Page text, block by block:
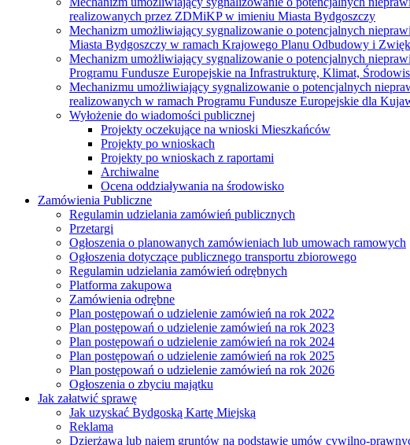
realizowanych przez ZDMiKP w imieniu Miasta Bydgoszczy
Mechanizm umożliwiający sygnalizowanie o potencjalnych
Miasta Bydgoszczy w ramach Krajowego Planu Odbudowy i
Mechanizm umożliwiający sygnalizowanie o potencjalnych
Programu Fundusze Europejskie na Infrastrukturę, Klimat,
Mechanizmu umożliwiający sygnalizowanie o potencjalnych
realizowanych w ramach Programu Fundusze Europejskie dla
Wyłożenie do wiadomości publicznej
Projekty oczekujące na wnioski Mieszkańców
Projekty po wnioskach
Projekty po wnioskach z raportami
Archiwalne
Ocena oddziaływania na środowisko
Zamówienia Publiczne
Regulamin udzielania zamówień publicznych
Przetargi
Ogłoszenia o planowanych zamówieniach lub umowach ramowych
Ogłoszenia dotyczące publicznego transportu zbiorowego
Regulamin udzielania zamówień odrębnych
Platforma zakupowa
Zamówienia odrębne
Plan postępowań o udzielenie zamówień na rok 2022
Plan postępowań o udzielenie zamówień na rok 2023
Plan postępowań o udzielenie zamówień na rok 2024
Plan postępowań o udzielenie zamówień na rok 2025
Plan postępowań o udzielenie zamówień na rok 2026
Ogłoszenia o zbyciu majątku
Jak załatwić sprawę
Jak uzyskać Bydgoską Kartę Miejską
Reklama
Dzierżawa lub najem gruntów na podstawie umów cywilno-